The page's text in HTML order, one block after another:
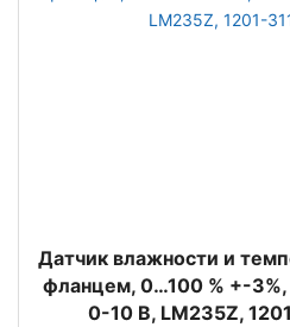
Датчик влажности и
фланцем, 0…100 % +-
0-10 В, LM235Z,